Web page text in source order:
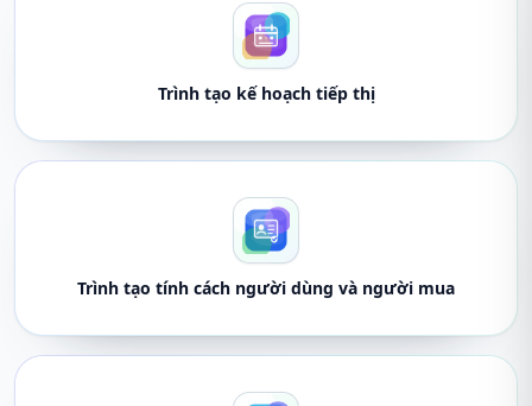
Trình tạo kế hoạch tiếp thị
Trình tạo tính cách người dùng và người mua